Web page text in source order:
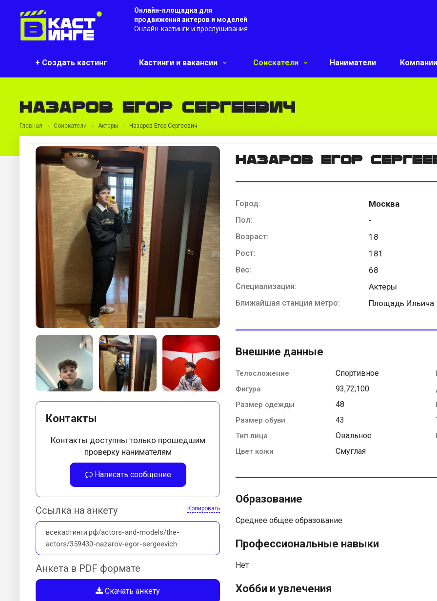
Онлайн-площадка для
продвижения актеров и моделей
Онлайн-кастинги и прослушивания
+ Создать кастинг Кастинги и вакансии Соискатели Наниматели Компании
Назаров Егор Сергеевич
Главная Соискатели Актеры Назаров Егор Сергеевич
Контакты
Контакты доступны только прошедшим
проверку нанимателям
Написать сообщение
Ссылка на анкету Копировать
всекастинги.рф/actors-and-models/the-
actors/359430-nazarov-egor-sergeevich
Анкета в PDF формате
Скачать анкету
Назаров Егор
Город: Москва
Пол: -
Возраст: 18
Рост: 181
Вес: 68
Специализация: Актеры
Ближайшая станция метро: Площадь Ильича
Внешние данные
Телосложение Спортивное
Фигура 93,72,100
Размер одежды 48
Размер обуви 43
Тип лица Овальное
Цвет кожи Смуглая
Образование
Среднее общее образование
Профессиональные навыки
Нет
Хобби и увлечения